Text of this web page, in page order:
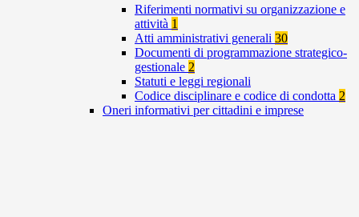
Riferimenti normativi su organizzazione e
attività 1
Atti amministrativi generali 30
Documenti di programmazione strategico-
gestionale 2
Statuti e leggi regionali
Codice disciplinare e codice di condotta 2
Oneri informativi per cittadini e imprese